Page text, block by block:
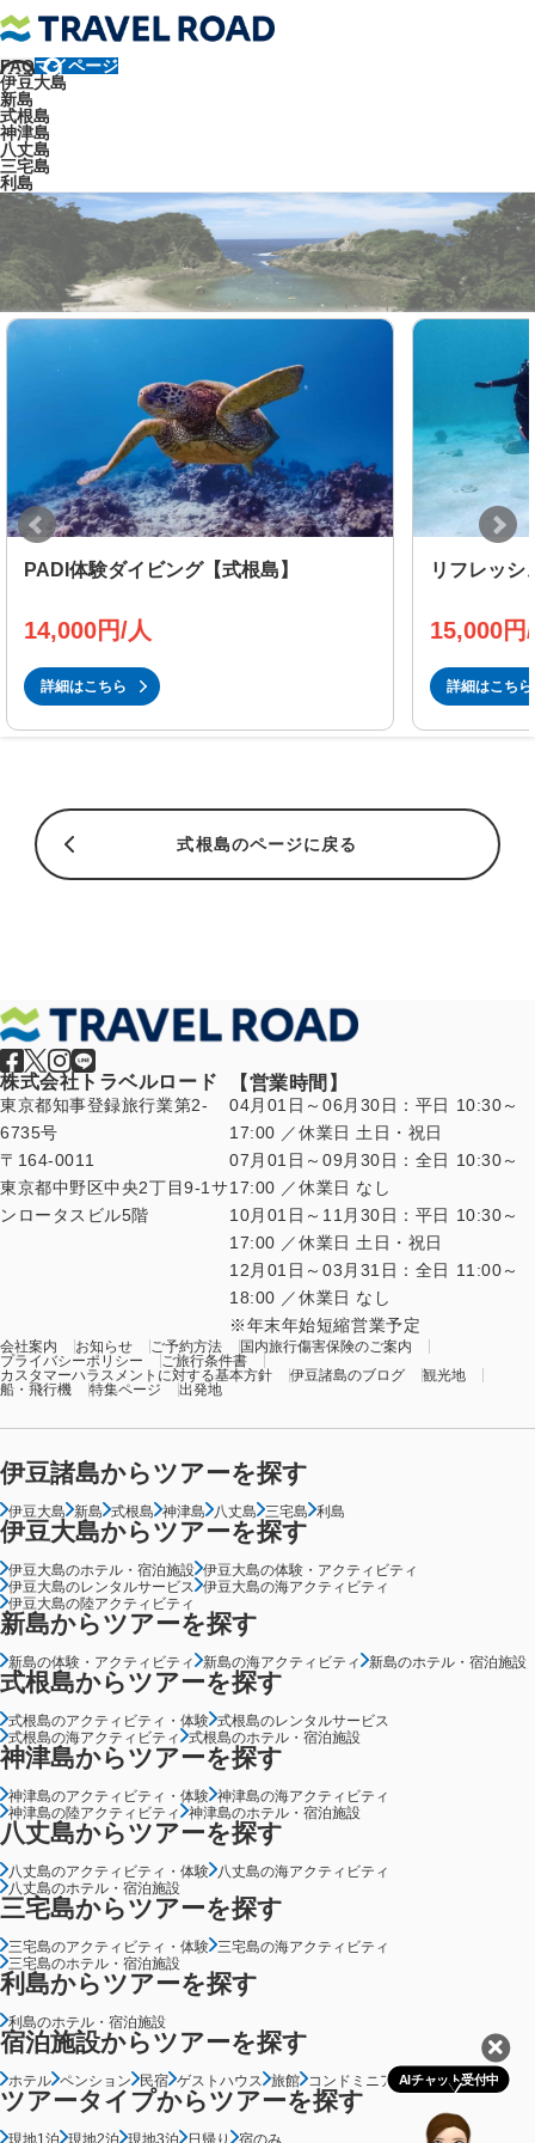
FAQマイページ
伊豆大島
新島
式根島
神津島
八丈島
三宅島
利島
トラベルロード
式根島の海アクティビティ
式根島の海アクティビティ
PADI体験ダイビング【式根島】
14,000円/人
詳細はこちら
リフレッシ
15,000円
詳細はこちら
式根島のページに戻る
株式会社トラベルロード
東京都知事登録旅行業第2-
6735号
〒164-0011
東京都中野区中央2丁目9-1サ
ンロータスビル5階
【営業時間】
04月01日～06月30日：平日 10:30～
17:00 ／休業日 土日・祝日
07月01日～09月30日：全日 10:30～
17:00 ／休業日 なし
10月01日～11月30日：平日 10:30～
17:00 ／休業日 土日・祝日
12月01日～03月31日：全日 11:00～
18:00 ／休業日 なし
年末年始短縮営業予定
会社案内 お知らせ ご予約方法
国内旅行傷害保険のご案内
プライバシーポリシー
ご旅行条件書
カスタマーハラスメントに対する基本方針
伊豆諸島のブログ
観光地
船・飛行機
特集ページ 出発地
伊豆諸島からツアーを探す
伊豆大島 新島 式根島 神津島 八丈島 三宅島 利島
伊豆大島からツアーを探す
伊豆大島のホテル・宿泊施設 伊豆大島の体験・アクティビティ
伊豆大島のレンタルサービス 伊豆大島の海アクティビティ
伊豆大島の陸アクティビティ
新島からツアーを探す
新島の体験・アクティビティ 新島の海アクティビティ 新島のホテル・宿泊施設
式根島からツアーを探す
式根島のアクティビティ・体験 式根島のレンタルサービス
式根島の海アクティビティ
式根島のホテル・宿泊施設
神津島からツアーを探す
神津島のアクティビティ・体験 神津島の海アクティビティ
神津島の陸アクティビティ
神津島のホテル・宿泊施設
八丈島からツアーを探す
八丈島のアクティビティ・体験 八丈島の海アクティビティ
八丈島のホテル・宿泊施設
三宅島からツアーを探す
三宅島のアクティビティ・体験 三宅島の海アクティビティ
三宅島のホテル・宿泊施設
利島からツアーを探す
利島のホテル・宿泊施設
宿泊施設からツアーを探す
ホテル ペンション 民宿 ゲストハウス 旅館 コンドミニアム グランピング
ツアータイプからツアーを探す
現地1泊 現地2泊 現地3泊 日帰り 宿のみ
AIチャット受付中